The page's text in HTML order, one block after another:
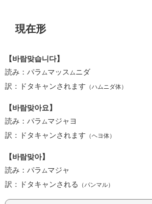
現在形
【바람맞습니다】
読み：パラ ムマッス ム ニダ
訳：ドタキャンされます （ハムニダ体）
【바람맞아요】
読み：パラ ムマジャヨ
訳：ドタキャンされます （ヘヨ体）
【바람맞아】
読み：パラ ムマジャ
訳：ドタキャンされる
（パンマル）